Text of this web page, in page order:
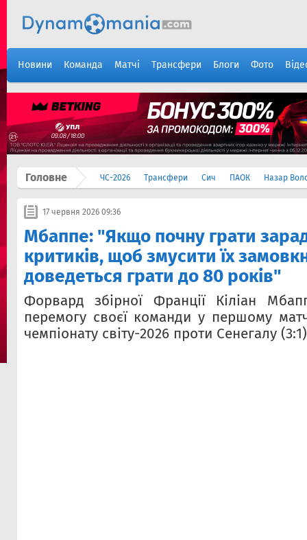
Новини Команда Матчі Трансфери Блоги Фото
Головне ЧС-2026 Трансфери Сич ПАОК Назар
17 червня 2026 09:36
Мбаппе: "Якщо почну грати
критиків, щоб змусити їх
доведеться грати до 80 років"
Форвард збірної Франції Кіліан
перемогу своєї команди у першому
чемпіонату світу-2026 проти Сенегалу